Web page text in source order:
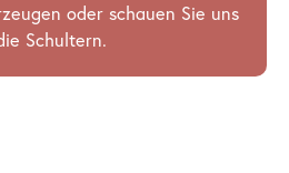
oder schauen Sie uns
Schultern.